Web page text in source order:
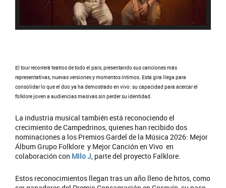
El tour recorrerá teatros de todo el país, presentando sus canciones más
representativas, nuevas versiones y momentos íntimos. Esta gira llega para
consolidar lo que el dúo ya ha demostrado en vivo: su capacidad para acercar el
folklore joven a audiencias masivas sin perder su identidad.
La industria musical también está reconociendo el
crecimiento de Campedrinos, quienes han recibido dos
nominaciones a los Premios Gardel de la Música 2026: Mejor
Álbum Grupo Folklore y Mejor Canción en Vivo en
colaboración con Milo J , parte del proyecto Falklore.
Estos reconocimientos llegan tras un año lleno de hitos, como